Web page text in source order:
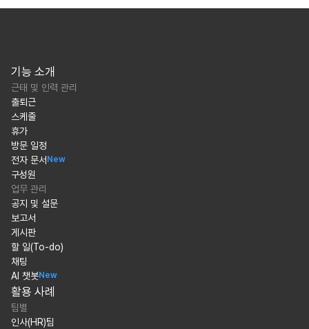
기능 소개
근태 및 인력 관리
출퇴근
스케줄
휴가
방문 일정
전자 문서 New
구성원
업무 관리
공지 및 설문
보고서
게시판
할 일(To-do)
채팅
AI 챗봇New
활용 사례
팀별
인사(HR)팀